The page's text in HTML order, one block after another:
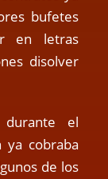
bufetes
en letras
disolver
el
ya cobraba
de los